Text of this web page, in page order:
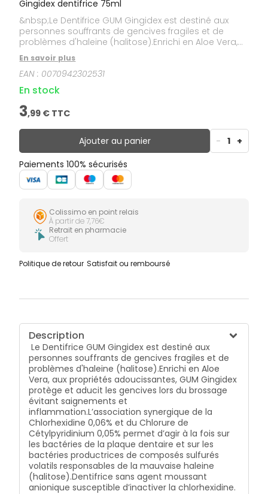
Gingidex dentifrice 75ml
&nbsp;Le Dentifrice GUM Gingidex est destiné aux
personnes souffrants de gencives fragiles et de
problèmes d'haleine (halitose).Enrichi en Aloe Vera,
aux propriétés adoucissantes, GUM Gingidex protège
et aducit les gencives lors du brossage évitant
saignements et inflammation.L’association
synergique de la Chlorhexidine 0,06% et du Chlorure
de Cétylpyridinium 0,05% permet d’agir à la fois sur
les bactéries de la plaque dentaire et sur les
bactéries productrices de composés sulfurés volatils
responsables de la mauvaise haleine
(halitose).Dentifrice sans agent moussant anionique
susceptible d’inactiver la chlorhexidine.&nbsp;
En savoir plus
EAN : 0070942302531
En stock
3,99 € TTC
Ajouter au panier - 1 +
Paiements 100% sécurisés
Colissimo en point relais
À partir de 7,76€
Retrait en pharmacie
Offert
Politique de retour Satisfait ou remboursé
Description
Le Dentifrice GUM Gingidex est destiné aux
personnes souffrants de gencives fragiles et de
problèmes d'haleine (halitose).Enrichi en Aloe
Vera, aux propriétés adoucissantes, GUM Gingidex
protège et aducit les gencives lors du brossage
évitant saignements et
inflammation.L’association synergique de la
Chlorhexidine 0,06% et du Chlorure de
Cétylpyridinium 0,05% permet d’agir à la fois sur
les bactéries de la plaque dentaire et sur les
bactéries productrices de composés sulfurés
volatils responsables de la mauvaise haleine
(halitose).Dentifrice sans agent moussant
anionique susceptible d’inactiver la chlorhexidine.